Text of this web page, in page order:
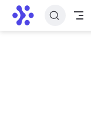
跳至主要內容